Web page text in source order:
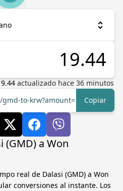
actualizado hace 36 minutos
to-krw?amount=1
Copiar
(GMD) a Won
real de Dalasi (GMD) a Won
conversiones al instante. Los